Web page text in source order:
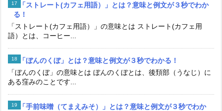
「ストレート(カフェ用語）」とは？意味と例文が３秒でわか
る！
「ストレート(カフェ用語）」の意味とは ストレート(カフェ用
語）とは、コーヒー...
「ぼんのくぼ」とは？意味と例文が３秒でわかる！
「ぼんのくぼ」の意味とは ぼんのくぼとは、後頚部（うなじ）に
ある窪みのことです...
「手前味噌（てまえみそ）」とは？意味と例文が３秒でわか